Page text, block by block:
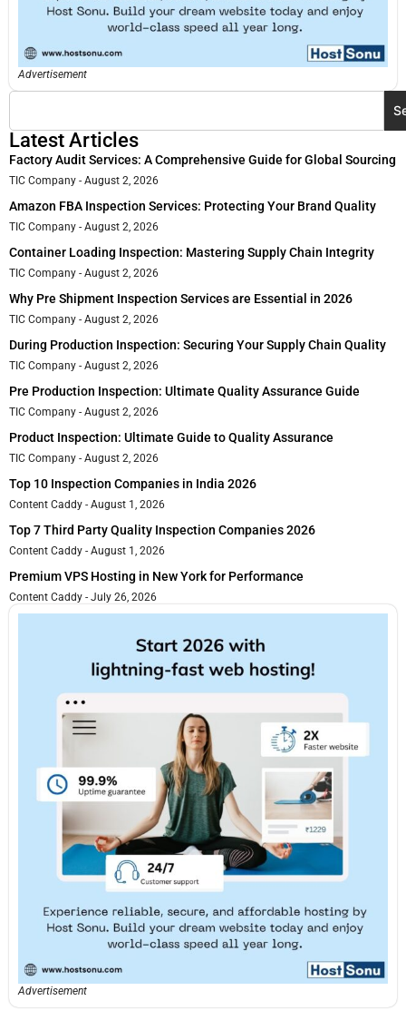
Advertisement
Latest Articles
Factory Audit Services: A Comprehensive Guide for Global Sourcing
TIC Company August 2, 2026
Amazon FBA Inspection Services: Protecting Your Brand Quality
TIC Company August 2, 2026
Container Loading Inspection: Mastering Supply Chain Integrity
TIC Company August 2, 2026
Why Pre Shipment Inspection Services are Essential in 2026
TIC Company August 2, 2026
During Production Inspection: Securing Your Supply Chain Quality
TIC Company August 2, 2026
Pre Production Inspection: Ultimate Quality Assurance Guide
TIC Company August 2, 2026
Product Inspection: Ultimate Guide to Quality Assurance
TIC Company August 2, 2026
Top 10 Inspection Companies in India 2026
Content Caddy August 1, 2026
Top 7 Third Party Quality Inspection Companies 2026
Content Caddy August 1, 2026
Premium VPS Hosting in New York for Performance
Content Caddy July 26, 2026
Advertisement